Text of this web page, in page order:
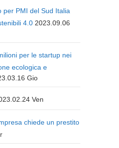
per PMI del Sud Italia
4.0 2023.09.06
per le startup nei
ecologica e
Gio
Ven
chiede un prestito